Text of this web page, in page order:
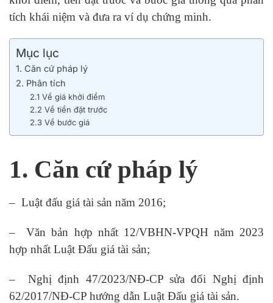
tích khái niệm và đưa ra ví dụ chứng minh.
Mục lục
1. Căn cứ pháp lý
2. Phân tích
2.1 Về giá khởi điểm
2.2 Về tiền đặt trước
2.3 Về bước giá
1. Căn cứ pháp lý
– Luật đấu giá tài sản năm 2016;
–Văn bản hợp nhất 12/VBHN-VPQH năm 2023
hợp nhất Luật Đấu giá tài sản;
– Nghị định 47/2023/NĐ-CP sửa đổi Nghị định
62/2017/NĐ-CP hướng dẫn Luật Đấu giá tài sản.